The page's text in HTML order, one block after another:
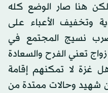
لكن هنا صار الوضع كله
وتخفيف الأعباء على
ضرب نسيج المجتمع في
تعني الفرح والسعادة
غزة لا تمكنهم إقامة
شهيد وحالات ممتدة من